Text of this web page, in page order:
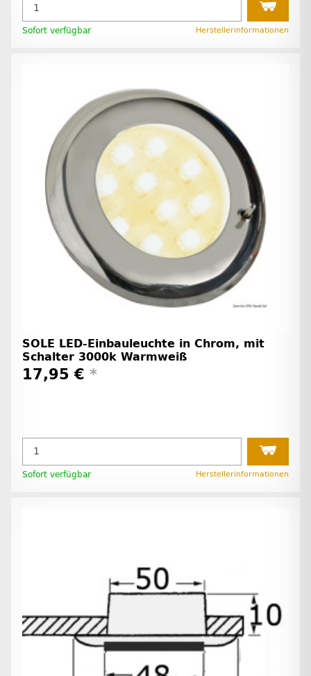
Sofort verfügbar Herstellerinformationen
SOLE LED-Einbauleuchte in Chrom, mit
Schalter 3000k Warmweiß
17,95 € *
Sofort verfügbar Herstellerinformationen